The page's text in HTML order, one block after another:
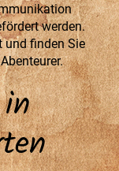
werden.
und finden Sie